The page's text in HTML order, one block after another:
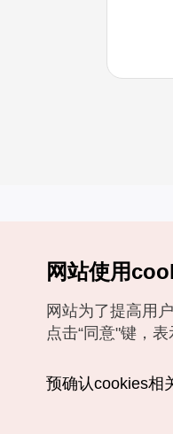
如有相关疑问或建议
chnsim@knto.or.kr
网站使用
网站为了提高用
点击“同意"键，
预确认cookies相